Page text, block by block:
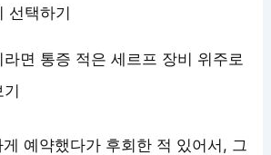
선택하기
라면 통증 적은 세르프 장비 위주로
기
예약했다가 후회한 적 있어서, 그